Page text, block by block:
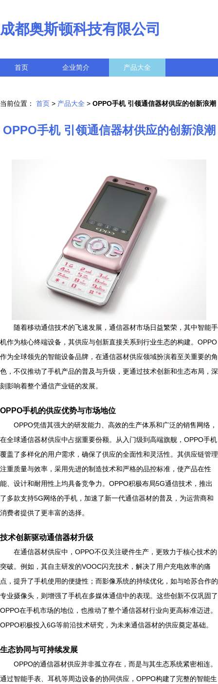
成都奥斯顿科技有限公司
首页 企业简介 产品大全
当前位置： 首页 > 产品大全 > OPPO手机 引领通信器材供应的创新浪潮
OPPO手机 引领通信器材供应的创新浪潮
随着移动通信技术的飞速发展，通信器材市场日益繁荣，其中智能手
机作为核心终端设备，其供应与创新直接关系到行业生态的构建。OPPO
作为全球领先的智能设备品牌，在通信器材供应领域扮演着至关重要的角
色，不仅推动了手机产品的普及与升级，更通过技术创新和生态布局，深
刻影响着整个通信产业链的发展。
OPPO手机的供应优势与市场地位
OPPO凭借其强大的研发能力、高效的生产体系和广泛的销售网络，
在全球通信器材供应中占据重要份额。从入门级到高端旗舰，OPPO手机
覆盖了多样化的用户需求，确保了供应的全面性和灵活性。其供应链管理
注重质量与效率，采用先进的制造技术和严格的品控标准，使产品在性
能、设计和耐用性上均具备竞争力。OPPO积极布局5G通信技术，推出
了多款支持5G网络的手机，加速了新一代通信器材的普及，为运营商和
消费者提供了更丰富的选择。
技术创新驱动通信器材升级
在通信器材供应中，OPPO不仅关注硬件生产，更致力于核心技术的
突破。例如，其自主研发的VOOC闪充技术，解决了用户充电效率的痛
点，提升了手机使用的便捷性；而影像系统的持续优化，如与哈苏合作的
专业摄像头，则增强了手机在多媒体通信中的表现。这些创新不仅巩固了
OPPO在手机市场的地位，也推动了整个通信器材行业向更高标准迈进。
OPPO积极投入6G等前沿技术研究，为未来通信器材的供应奠定基础。
生态协同与可持续发展
OPPO的通信器材供应并非孤立存在，而是与其生态系统紧密相连。
通过智能手表、耳机等周边设备的协同供应，OPPO构建了完整的智能生